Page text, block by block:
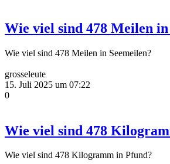
Wie viel sind 478 Meilen in
Wie viel sind 478 Meilen in Seemeilen?
grosseleute
15. Juli 2025 um 07:22
0
Wie viel sind 478
Wie viel sind 478 Kilogramm in Pfund?